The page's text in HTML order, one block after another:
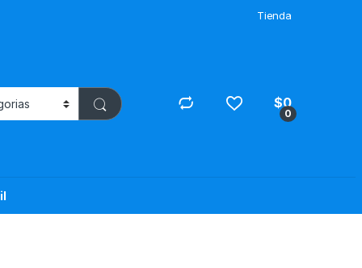
Tienda
0
$0